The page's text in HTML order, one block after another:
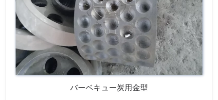
バーベキュー炭用金型